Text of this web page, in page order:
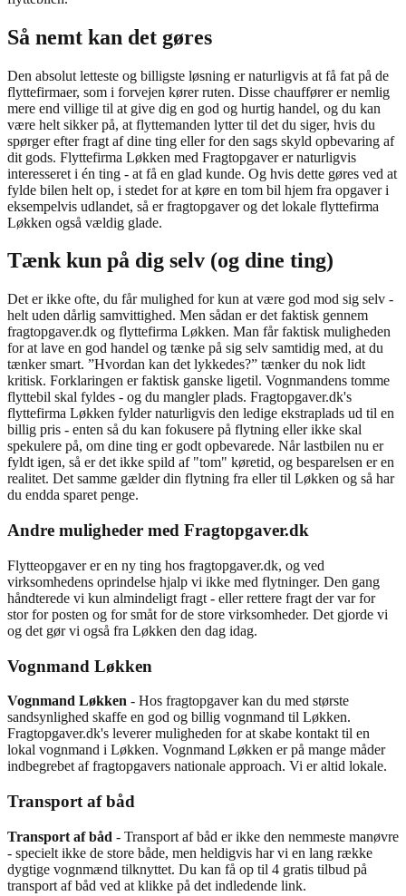
Så nemt kan det gøres
Den absolut letteste og billigste løsning er naturligvis at få fat på de
flyttefirmaer, som i forvejen kører ruten. Disse chauffører er nemlig
mere end villige til at give dig en god og hurtig handel, og du kan
være helt sikker på, at flyttemanden lytter til det du siger, hvis du
spørger efter fragt af dine ting eller for den sags skyld opbevaring af
dit gods. Flyttefirma Løkken med Fragtopgaver er naturligvis
interesseret i én ting - at få en glad kunde. Og hvis dette gøres ved at
fylde bilen helt op, i stedet for at køre en tom bil hjem fra opgaver i
eksempelvis udlandet, så er fragtopgaver og det lokale flyttefirma
Løkken også vældig glade.
Tænk kun på dig selv (og dine ting)
Det er ikke ofte, du får mulighed for kun at være god mod sig selv -
helt uden dårlig samvittighed. Men sådan er det faktisk gennem
fragtopgaver.dk og flyttefirma Løkken. Man får faktisk muligheden
for at lave en god handel og tænke på sig selv samtidig med, at du
tænker smart. ”Hvordan kan det lykkedes?” tænker du nok lidt
kritisk. Forklaringen er faktisk ganske ligetil. Vognmandens tomme
flyttebil skal fyldes - og du mangler plads. Fragtopgaver.dk's
flyttefirma Løkken fylder naturligvis den ledige ekstraplads ud til en
billig pris - enten så du kan fokusere på flytning eller ikke skal
spekulere på, om dine ting er godt opbevarede. Når lastbilen nu er
fyldt igen, så er det ikke spild af "tom" køretid, og besparelsen er en
realitet. Det samme gælder din flytning fra eller til Løkken og så har
du endda sparet penge.
Andre muligheder med Fragtopgaver.dk
Flytteopgaver er en ny ting hos fragtopgaver.dk, og ved
virksomhedens oprindelse hjalp vi ikke med flytninger. Den gang
håndterede vi kun almindeligt fragt - eller rettere fragt der var for
stor for posten og for småt for de store virksomheder. Det gjorde vi
og det gør vi også fra Løkken den dag idag.
Vognmand Løkken
Vognmand Løkken - Hos fragtopgaver kan du med største
sandsynlighed skaffe en god og billig vognmand til Løkken.
Fragtopgaver.dk's leverer muligheden for at skabe kontakt til en
lokal vognmand i Løkken. Vognmand Løkken er på mange måder
indbegrebet af fragtopgavers nationale approach. Vi er altid lokale.
Transport af båd
Transport af båd - Transport af båd er ikke den nemmeste manøvre
- specielt ikke de store både, men heldigvis har vi en lang række
dygtige vognmænd tilknyttet. Du kan få op til 4 gratis tilbud på
transport af båd ved at klikke på det indledende link.